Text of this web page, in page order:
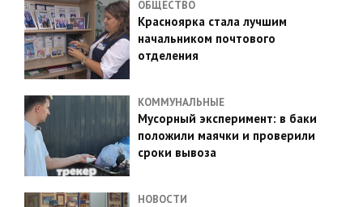
ОБЩЕСТВО
Красноярка стала лучшим
начальником почтового
отделения
КОММУНАЛЬНЫЕ
Мусорный эксперимент: в баки
положили маячки и проверили
сроки вывоза
НОВОСТИ